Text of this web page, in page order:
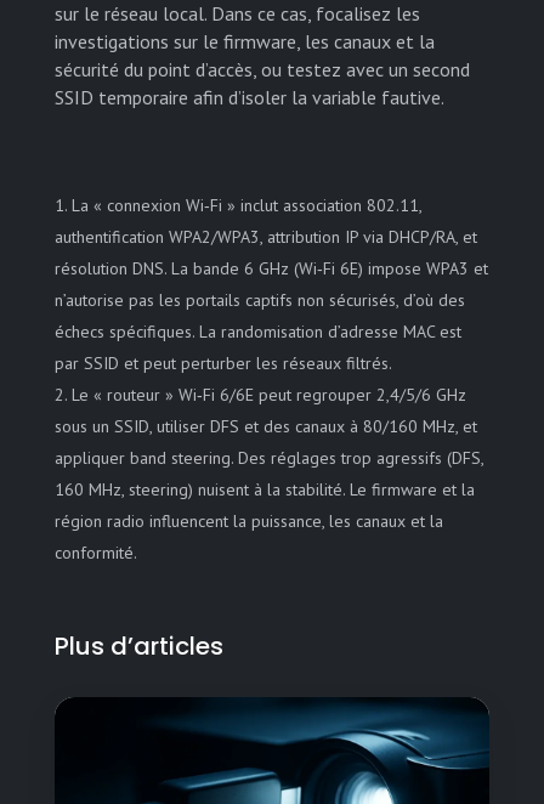
sur le réseau local. Dans ce cas, focalisez les
investigations sur le firmware, les canaux et la
sécurité du point d’accès, ou testez avec un second
SSID temporaire afin d’isoler la variable fautive.
La « connexion Wi‑Fi » inclut association 802.11,
authentification WPA2/WPA3, attribution IP via DHCP/RA, et
résolution DNS. La bande 6 GHz (Wi‑Fi 6E) impose WPA3 et
n’autorise pas les portails captifs non sécurisés, d’où des
échecs spécifiques. La randomisation d’adresse MAC est
par SSID et peut perturber les réseaux filtrés.
Le « routeur » Wi‑Fi 6/6E peut regrouper 2,4/5/6 GHz
sous un SSID, utiliser DFS et des canaux à 80/160 MHz, et
appliquer band steering. Des réglages trop agressifs (DFS,
160 MHz, steering) nuisent à la stabilité. Le firmware et la
région radio influencent la puissance, les canaux et la
conformité.
Plus d’articles